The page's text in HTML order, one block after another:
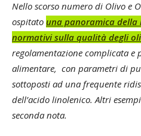
Nello scorso numero di Olivo e
ospitato una panoramica della
normativi sulla qualità degli
regolamentazione complicata e
alimentare, con parametri di
sottoposti ad una frequente
dell’acido linolenico. Altri
seconda nota.